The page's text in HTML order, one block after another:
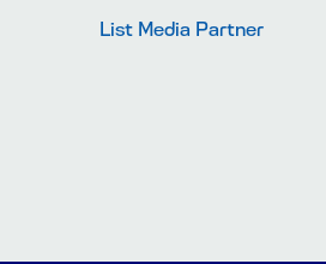
List Media Partner